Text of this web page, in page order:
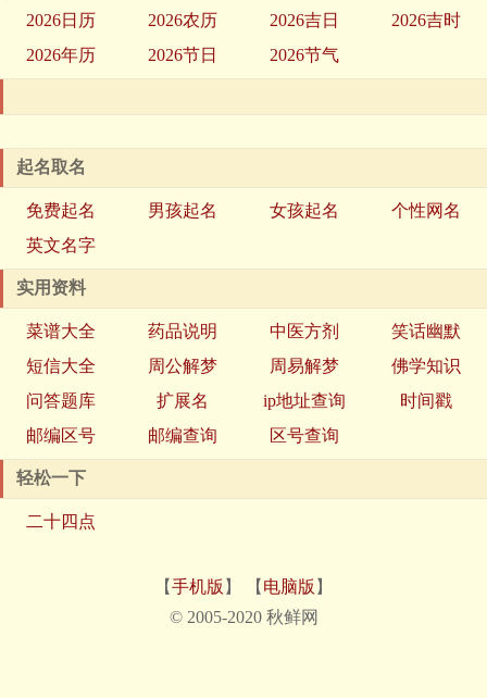
2026日历 2026农历 2026吉日
2026吉时
2026年历
2026节日 2026节气
起名取名
免费起名 男孩起名 女孩起名
个性网名
英文名字
实用资料
菜谱大全 药品说明 中医方剂
笑话幽默
短信大全
周公解梦 周易解梦
佛学知识
问答题库
扩展名 ip地址查询
时间戳
邮编区号
邮编查询 区号查询
轻松一下
二十四点
【手机版 】 【 电脑版 】
© 2005-2020 秋鲜网